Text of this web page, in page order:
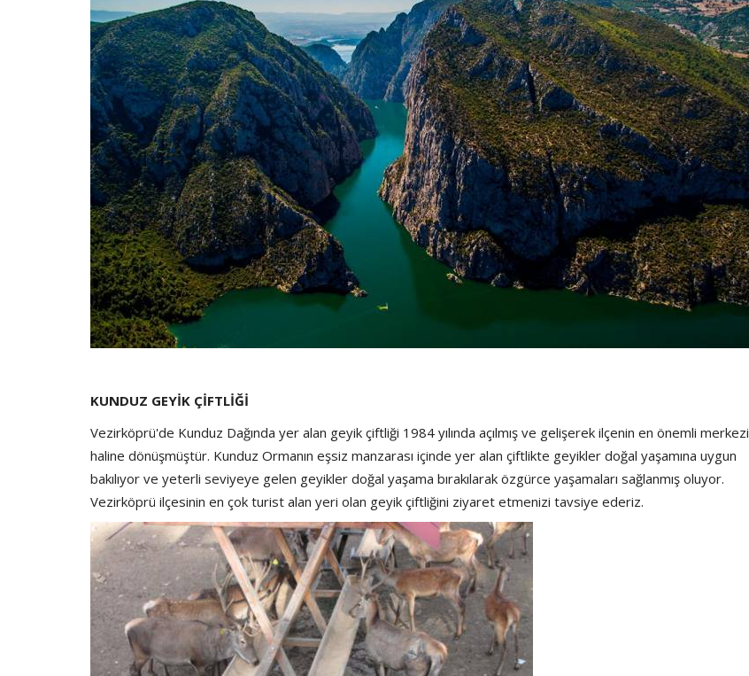
KUNDUZ GEYİK ÇİFTLİĞİ
Vezirköprü'de Kunduz Dağında yer alan geyik çiftliği 1984 yılında açılmış ve gelişerek ilçenin en önemli merkezi
haline dönüşmüştür. Kunduz Ormanın eşsiz manzarası içinde yer alan çiftlikte geyikler doğal yaşamına uygun
bakılıyor ve yeterli seviyeye gelen geyikler doğal yaşama bırakılarak özgürce yaşamaları sağlanmış oluyor.
Vezirköprü ilçesinin en çok turist alan yeri olan geyik çiftliğini ziyaret etmenizi tavsiye ederiz.